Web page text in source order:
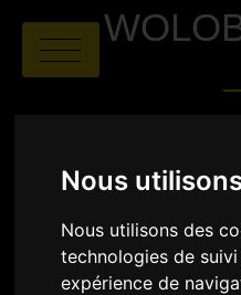
Nous
Nous utilisons des
technologies de
expérience de